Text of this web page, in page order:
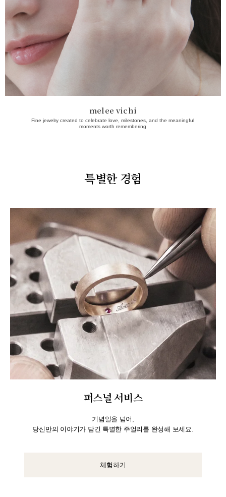
melee vichi
Fine jewelry created to celebrate love, milestones, and the meaningful
moments worth remembering
특별한 경험
퍼스널 서비스
기념일을 넘어,
당신만의 이야기가 담긴 특별한 주얼리를 완성해 보세요.
체험하기